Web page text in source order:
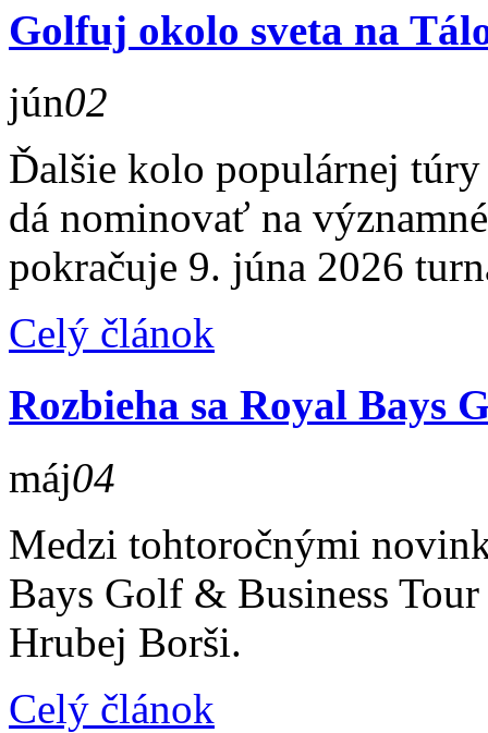
Golfuj okolo sveta na
jún02
Ďalšie kolo populárnej
dá nominovať na
pokračuje 9. júna 2026
Celý článok
Rozbieha sa Royal Bays
máj04
Medzi tohtoročnými
Bays Golf & Business
Hrubej Borši.
Celý článok